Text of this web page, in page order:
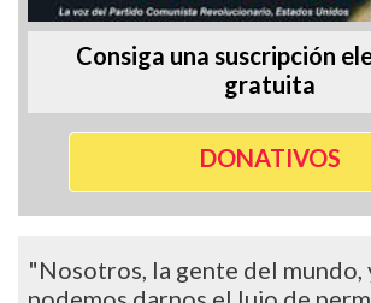
Consiga una suscripción
gratuita
DONATIVOS
"Nosotros, la gente del mundo,